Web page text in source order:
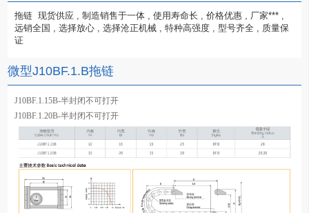
拖链  现货供应 , 制造销售于一体 , 使用寿命长 , 价格优惠 , 厂家*** ,
远销全国 , 选择放心 , 选择沧正机械 , 特种高强度 , 型号齐全 , 质量保
证
微型J10BF.1.B拖链
J10BF.1.15B-半封闭不可打开
J10BF.1.20B-半封闭不可打开